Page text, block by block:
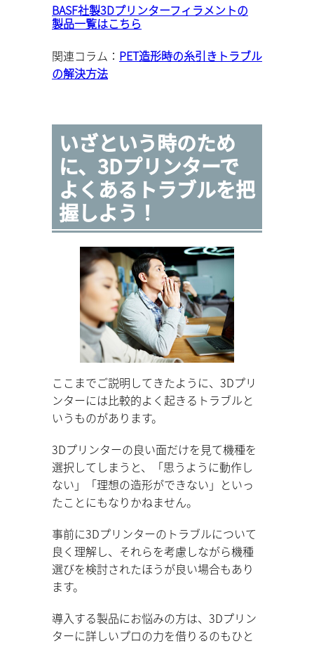
BASF社製3Dプリンターフィラメントの
製品一覧はこちら
関連コラム： PET造形時の糸引きトラブル
の解決方法
いざという時のため
に、3Dプリンターで
よくあるトラブルを把
握しよう！
ここまでご説明してきたように、3Dプリ
ンターには比較的よく起きるトラブルと
いうものがあります。
3Dプリンターの良い面だけを見て機種を
選択してしまうと、「思うように動作し
ない」「理想の造形ができない」といっ
たことにもなりかねません。
事前に3Dプリンターのトラブルについて
良く理解し、それらを考慮しながら機種
選びを検討されたほうが良い場合もあり
ます。
導入する製品にお悩みの方は、3Dプリン
ターに詳しいプロの力を借りるのもひと